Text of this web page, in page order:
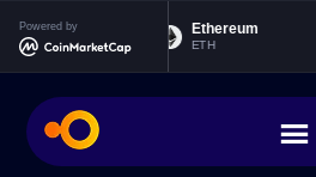
Powered by
$0.999357
0.04%
Ethereum
ETH